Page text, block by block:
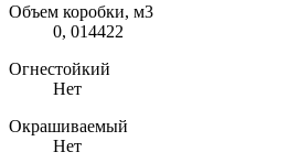
Объем коробки, м3
0, 014422
Огнестойкий
Нет
Окрашиваемый
Нет